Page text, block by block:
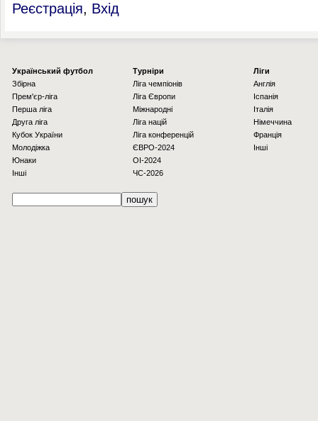
Реєстрація, Вхід
Українcький футбол
Збірна
Прем'єр-ліга
Перша ліга
Друга ліга
Кубок України
Молодіжка
Юнаки
Інші
Турніри
Ліга чемпіонів
Ліга Європи
Міжнародні
Ліга націй
Ліга конференцій
ЄВРО-2024
OI-2024
ЧС-2026
Ліги
Англія
Іспанія
Італія
Німеччина
Франція
Інші